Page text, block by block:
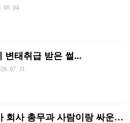
08. 04.
변태취급 받은 썰...
07. 31.
???: 내가 회사 총무과 사람이랑 싸운 썰 푼다